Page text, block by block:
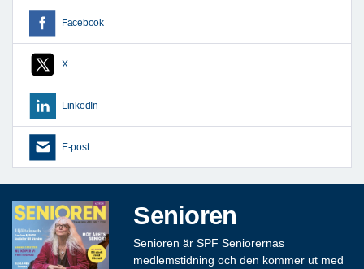
Facebook
X
LinkedIn
E-post
Senioren
Senioren är SPF Seniorernas
medlemstidning och den kommer ut med